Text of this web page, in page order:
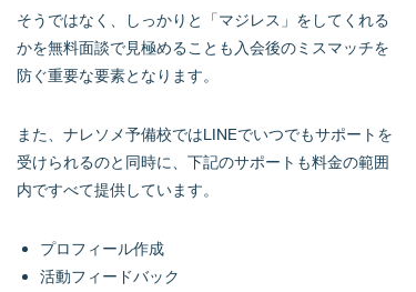
そうではなく、しっかりと「マジレス」をしてくれる
かを無料面談で見極めることも入会後のミスマッチを
防ぐ重要な要素となります。
また、ナレソメ予備校ではLINEでいつでもサポートを
受けられるのと同時に、下記のサポートも料金の範囲
内ですべて提供しています。
プロフィール作成
活動フィードバック